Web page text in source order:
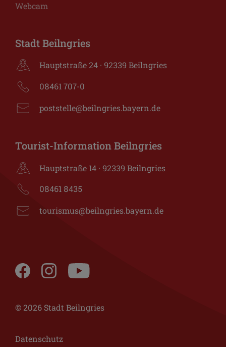
Webcam
Stadt Beilngries
Hauptstraße 24 · 92339 Beilngries
08461 707-0
poststelle@beilngries.bayern.de
Tourist-Information Beilngries
Hauptstraße 14 · 92339 Beilngries
08461 8435
tourismus@beilngries.bayern.de
© 2026 Stadt Beilngries
Datenschutz